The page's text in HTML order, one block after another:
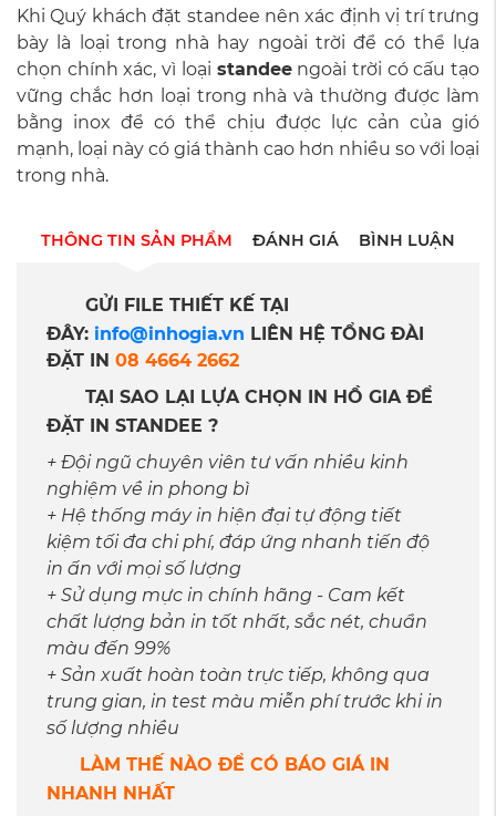
Khi Quý khách đặt standee nên xác định vị trí trưng
bày là loại trong nhà hay ngoài trời để có thể lựa
chọn chính xác, vì loại standeengoài trời có cấu tạo
vững chắc hơn loại trong nhà và thường được làm
bằng inox để có thể chịu được lực cản của gió
mạnh, loại này có giá thành cao hơn nhiều so với loại
trong nhà.
THÔNG TIN SẢN PHẨM ĐÁNH GIÁ BÌNH LUẬN
GỬI FILE THIẾT KẾ TẠI
ĐÂY: info@inhogia.vn LIÊN HỆ TỔNG ĐÀI
ĐẶT IN 08 4664 2662
TẠI SAO LẠI LỰA CHỌN IN HỒ GIA ĐỂ
ĐẶT IN STANDEE ?
+ Đội ngũ chuyên viên tư vấn nhiều kinh
nghiệm về in phong bì
+ Hệ thống máy in hiện đại tự động tiết
kiệm tối đa chi phí, đáp ứng nhanh tiến độ
in ấn với mọi số lượng
+ Sử dụng mực in chính hãng - Cam kết
chất lượng bản in tốt nhất, sắc nét, chuẩn
màu đến 99%
+ Sản xuất hoàn toàn trực tiếp, không qua
trung gian, in test màu miễn phí trước khi in
số lượng nhiều
LÀM THẾ NÀO ĐỂ CÓ BÁO GIÁ IN
NHANH NHẤT